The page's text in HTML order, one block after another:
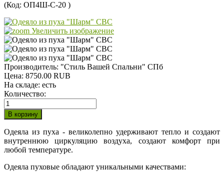
(Код: ОП4Ш-С-20 )
Увеличить изображение
Производитель: "Стиль Вашей Спальни" СПб
Цена: 8750.00 RUB
На складе: есть
Количество:
Одеяла из пуха - великолепно удерживают тепло и создают
внутреннюю циркуляцию воздуха, создают комфорт при
любой температуре.
Одеяла пуховые обладают уникальными качествами: